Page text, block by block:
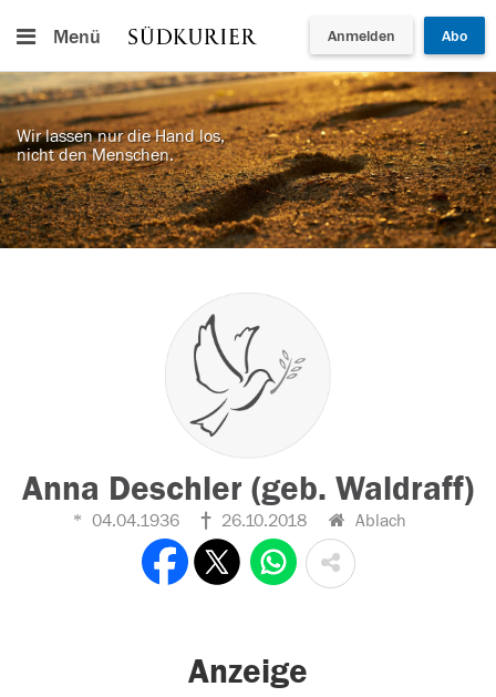
Menü Anmelden Abo
Wir lassen nur die Hand los,
nicht den Menschen.
Anna Deschler (geb. Waldraff)
04.04.1936 26.10.2018 Ablach
Anzeige